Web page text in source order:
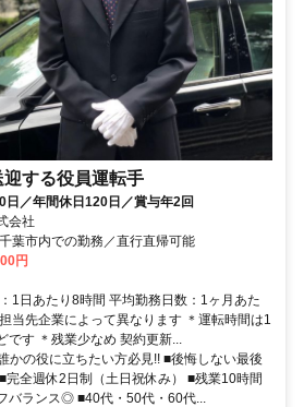
する役員運転手
日／年間休日120日／賞与年2回
会社
葉市内での勤務／直行直帰可能
円
1日あたり8時間 平均勤務日数：1ヶ月あた
当先企業によって異なります ＊運転時間は1
です ＊残業少なめ 契約更新...
かの役に立ちたい方必見!! ■後悔しない最後
全週休2日制（土日祝休み） ■残業10時間
バランス◎ ■40代・50代・60代...